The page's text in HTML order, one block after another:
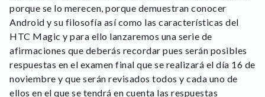
porque se lo merecen, porque demuestran conocer
Android y su filosofía así como las características del
HTC Magic y para ello lanzaremos una serie de
afirmaciones que deberás recordar pues serán posibles
respuestas en el examen final que se realizará el día 16 de
noviembre y que serán revisados todos y cada uno de
ellos en el que se tendrá en cuenta las respuestas